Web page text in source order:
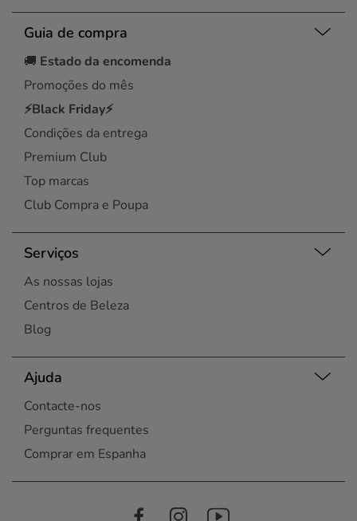
Guia de compra
🚚 Estado da encomenda
Promoções do mês
⚡Black Friday⚡
Condições da entrega
Premium Club
Top marcas
Club Compra e Poupa
Serviços
As nossas lojas
Centros de Beleza
Blog
Ajuda
Contacte-nos
Perguntas frequentes
Comprar em Espanha